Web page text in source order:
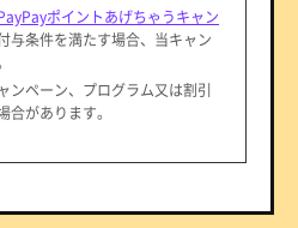
ポイントあげちゃうキャン
与条件を満たす場合、当キャン
ンペーン、プログラム又は割引
があります。